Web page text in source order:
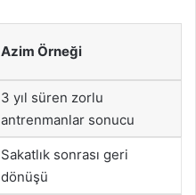
Azim Örneği
3 yıl süren zorlu
antrenmanlar sonucu
Sakatlık sonrası geri
dönüşü